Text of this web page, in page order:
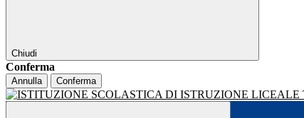
Chiudi
Conferma
Annulla Conferma